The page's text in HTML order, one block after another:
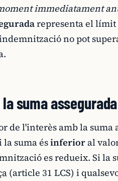
immediatament
representa el límit
no pot
suma assegurada
de l'interès amb la suma
suma ésinferioral
es redueix. Si la
(article 31 LCS) i